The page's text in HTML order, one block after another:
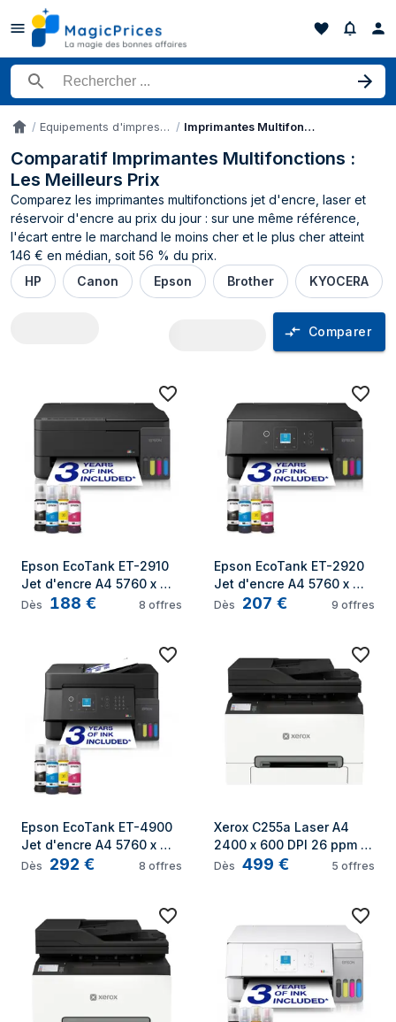
Rechercher un produit
Accueil Equipements d'impression Imprimantes Multifonctions
Comparatif Imprimantes Multifonctions :
Les Meilleurs Prix
Comparez les imprimantes multifonctions jet d'encre, laser et
réservoir d'encre au prix du jour : sur une même référence,
l'écart entre le marchand le moins cher et le plus cher atteint
146 € en médian, soit 56 % du prix.
HP
Canon Epson Brother KYOCERA
Comparer
Comparateur de prix Imprimantes
Epson EcoTank ET-2910
Jet d'encre A4 5760 x
1440 DPI Wifi
Dès 188 € 8 offres
Epson EcoTank ET-2920
Jet d'encre A4 5760 x
1440 DPI Wifi
Dès 207 € 9 offres
Epson EcoTank ET-4900
Jet d'encre A4 5760 x
1440 DPI Wifi
Dès 292 € 8 offres
Xerox C255a Laser A4
2400 x 600 DPI 26 ppm
Wifi
Dès 499 € 5 offres